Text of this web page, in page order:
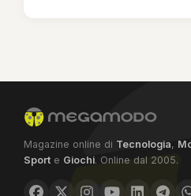
Magazine online di Tecnologia,
Sport e Giochi. Online dal 2005.